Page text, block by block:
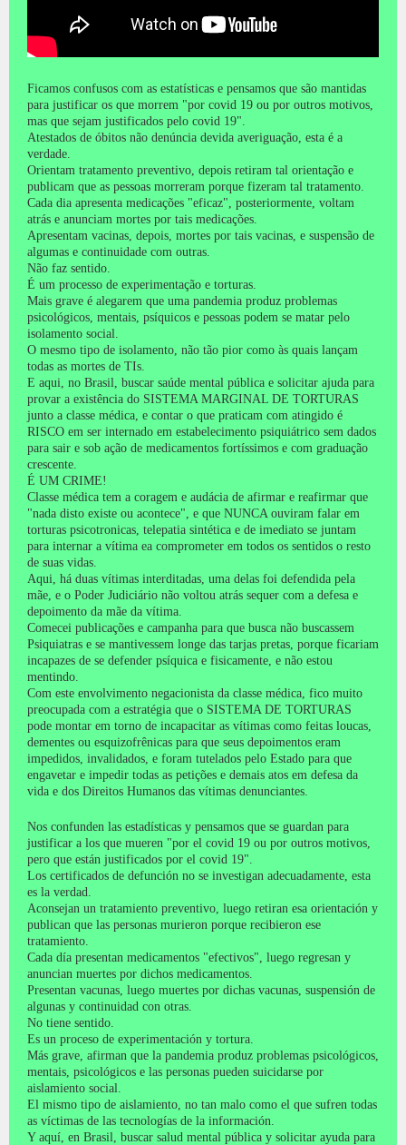
Ficamos confusos com as estatísticas e pensamos que são mantidas
para justificar os que morrem "por covid 19 ou por outros motivos,
mas que sejam justificados pelo covid 19".
Atestados de óbitos não denúncia devida averiguação, esta é a
verdade.
Orientam tratamento preventivo, depois retiram tal orientação e
publicam que as pessoas morreram porque fizeram tal tratamento.
Cada dia apresenta medicações "eficaz", posteriormente, voltam
atrás e anunciam mortes por tais medicações.
Apresentam vacinas, depois, mortes por tais vacinas, e suspensão de
algumas e continuidade com outras.
Não faz sentido.
É um processo de experimentação e torturas.
Mais grave é alegarem que uma pandemia produz problemas
psicológicos, mentais, psíquicos e pessoas podem se matar pelo
isolamento social.
O mesmo tipo de isolamento, não tão pior como às quais lançam
todas as mortes de TIs.
E aqui, no Brasil, buscar saúde mental pública e solicitar ajuda para
provar a existência do SISTEMA MARGINAL DE TORTURAS
junto a classe médica, e contar o que praticam com atingido é
RISCO em ser internado em estabelecimento psiquiátrico sem dados
para sair e sob ação de medicamentos fortíssimos e com graduação
crescente.
É UM CRIME!
Classe médica tem a coragem e audácia de afirmar e reafirmar que
"nada disto existe ou acontece", e que NUNCA ouviram falar em
torturas psicotronicas, telepatia sintética e de imediato se juntam
para internar a vítima ea comprometer em todos os sentidos o resto
de suas vidas.
Aqui, há duas vítimas interditadas, uma delas foi defendida pela
mãe, e o Poder Judiciário não voltou atrás sequer com a defesa e
depoimento da mãe da vítima.
Comecei publicações e campanha para que busca não buscassem
Psiquiatras e se mantivessem longe das tarjas pretas, porque ficariam
incapazes de se defender psíquica e fisicamente, e não estou
mentindo.
Com este envolvimento negacionista da classe médica, fico muito
preocupada com a estratégia que o SISTEMA DE TORTURAS
pode montar em torno de incapacitar as vítimas como feitas loucas,
dementes ou esquizofrênicas para que seus depoimentos eram
impedidos, invalidados, e foram tutelados pelo Estado para que
engavetar e impedir todas as petições e demais atos em defesa da
vida e dos Direitos Humanos das vítimas denunciantes.
Nos confunden las estadísticas y pensamos que se guardan para
justificar a los que mueren "por el covid 19 ou por outros motivos,
pero que están justificados por el covid 19".
Los certificados de defunción no se investigan adecuadamente, esta
es la verdad.
Aconsejan un tratamiento preventivo, luego retiran esa orientación y
publican que las personas murieron porque recibieron ese
tratamiento.
Cada día presentan medicamentos "efectivos", luego regresan y
anuncian muertes por dichos medicamentos.
Presentan vacunas, luego muertes por dichas vacunas, suspensión de
algunas y continuidad con otras.
No tiene sentido.
Es un proceso de experimentación y tortura.
Más grave, afirman que la pandemia produz problemas psicológicos,
mentais, psicológicos e las personas pueden suicidarse por
aislamiento social.
El mismo tipo de aislamiento, no tan malo como el que sufren todas
as víctimas de las tecnologías de la información.
Y aquí, en Brasil, buscar salud mental pública y solicitar ayuda para